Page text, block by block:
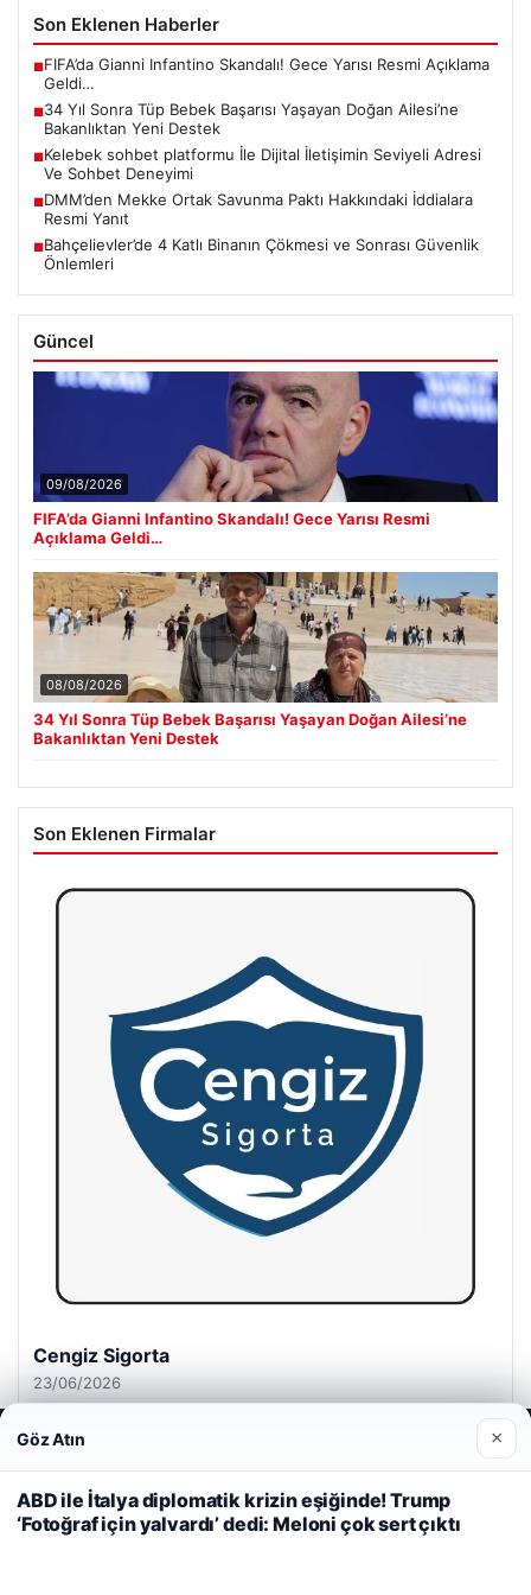
Son Eklenen Haberler
■FIFA’da Gianni Infantino Skandalı! Gece Yarısı Resmi Açıklama
Geldi…
■34 Yıl Sonra Tüp Bebek Başarısı Yaşayan Doğan Ailesi’ne
Bakanlıktan Yeni Destek
■Kelebek sohbet platformu İle Dijital İletişimin Seviyeli Adresi
Ve Sohbet Deneyimi
■DMM’den Mekke Ortak Savunma Paktı Hakkındaki İddialara
Resmi Yanıt
■Bahçelievler’de 4 Katlı Binanın Çökmesi ve Sonrası Güvenlik
Önlemleri
Güncel
09/08/2026
FIFA’da Gianni Infantino Skandalı! Gece Yarısı Resmi
Açıklama Geldi…
08/08/2026
34 Yıl Sonra Tüp Bebek Başarısı Yaşayan Doğan Ailesi’ne
Bakanlıktan Yeni Destek
Son Eklenen Firmalar
Cengiz Sigorta
23/06/2026
Web sitemizi nasıl kullandığınızı daha iyi anlayabilmek,
deneyiminizi kişiselleştirmek ve geliştirmek amacıyla çerezler
kullanıyoruz.
Çerez Politikamız
Reddet Kabul Et
Göz Atın ×
ABD ile İtalya diplomatik krizin eşiğinde! Trump
‘Fotoğraf için yalvardı’ dedi: Meloni çok sert çıktı